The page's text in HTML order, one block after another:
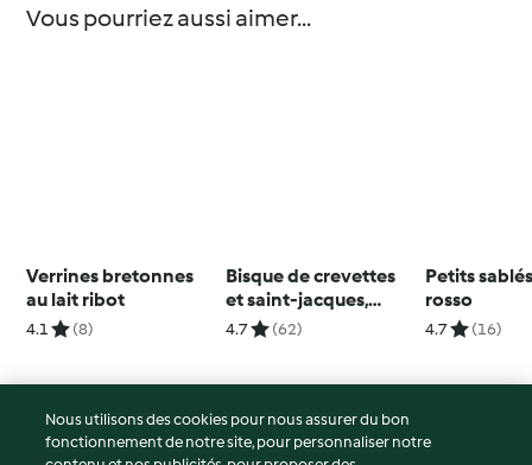
Vous pourriez aussi aimer...
Verrines bretonnes
au lait ribot
4.1 (8)
Bisque de crevettes
et saint-jacques,
croûtons au beurre
4.7 (62)
Petits
rosso
4.7 (16)
© Copyright 2026
Nous utilisons des cookies pour nous assurer du bon
fonctionnement de notre site, pour personnaliser notre